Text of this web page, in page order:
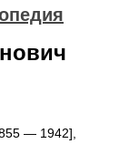
— 1942],